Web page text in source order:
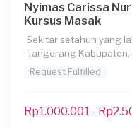
Nyimas Carissa
Kursus Masak
Sekitar setahun yang
Tangerang Kabupaten,
Request Fulfilled
Rp1.000.001 -